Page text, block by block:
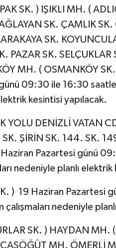
SK. ) IŞIKLI MH. (
SK. ÇAMLIK
SK.
PAZAR SK. SELÇUKLAR
MH. ( OSMANKÖY SK.
09:30 ile 16:30
kesintisi yapılacak.
YOLU DENİZLİ VATAN
SK. ŞİRİN SK. 144. SK.
Pazartesi günü
nedeniyle planlı elektrik
) 19 Haziran Pazartesi
nedeniyle
SK. ) HAYDAN
MH. ÖMERLİ